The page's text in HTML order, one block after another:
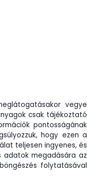
vegye
csak tájékoztató
pontosságának
hogy ezen a
teljesen ingyenes, és
adatok megadására az
folytatásával